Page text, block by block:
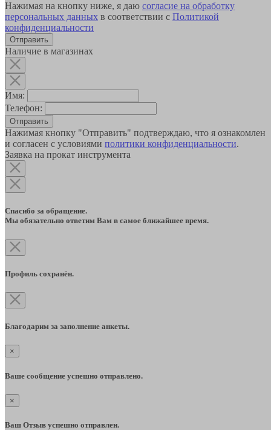
Нажимая на кнопку ниже, я даю согласие на обработку
персональных данных в соответствии с Политикой
конфиденциальности
Наличие в магазинах
Имя:
Телефон:
Отправить
Нажимая кнопку "Отправить" подтверждаю, что я ознакомлен
и согласен с условиями политики конфиденциальности.
Заявка на прокат инструмента
Спасибо за обращение.
Мы обязательно ответим Вам в самое ближайшее время.
Профиль сохранён.
Благодарим за заполнение анкеты.
×
Ваше сообщение успешно отправлено.
×
Ваш Отзыв успешно отправлен.